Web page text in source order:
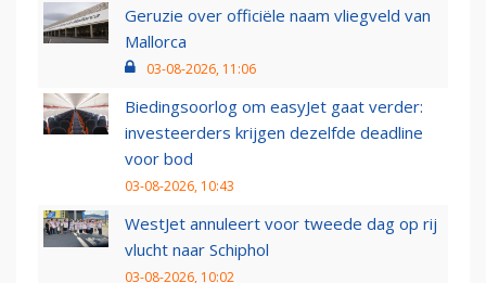
Geruzie over officiële naam vliegveld van
Mallorca
03-08-2026, 11:06
Biedingsoorlog om easyJet gaat verder:
investeerders krijgen dezelfde deadline
voor bod
03-08-2026, 10:43
WestJet annuleert voor tweede dag op rij
vlucht naar Schiphol
03-08-2026, 10:02